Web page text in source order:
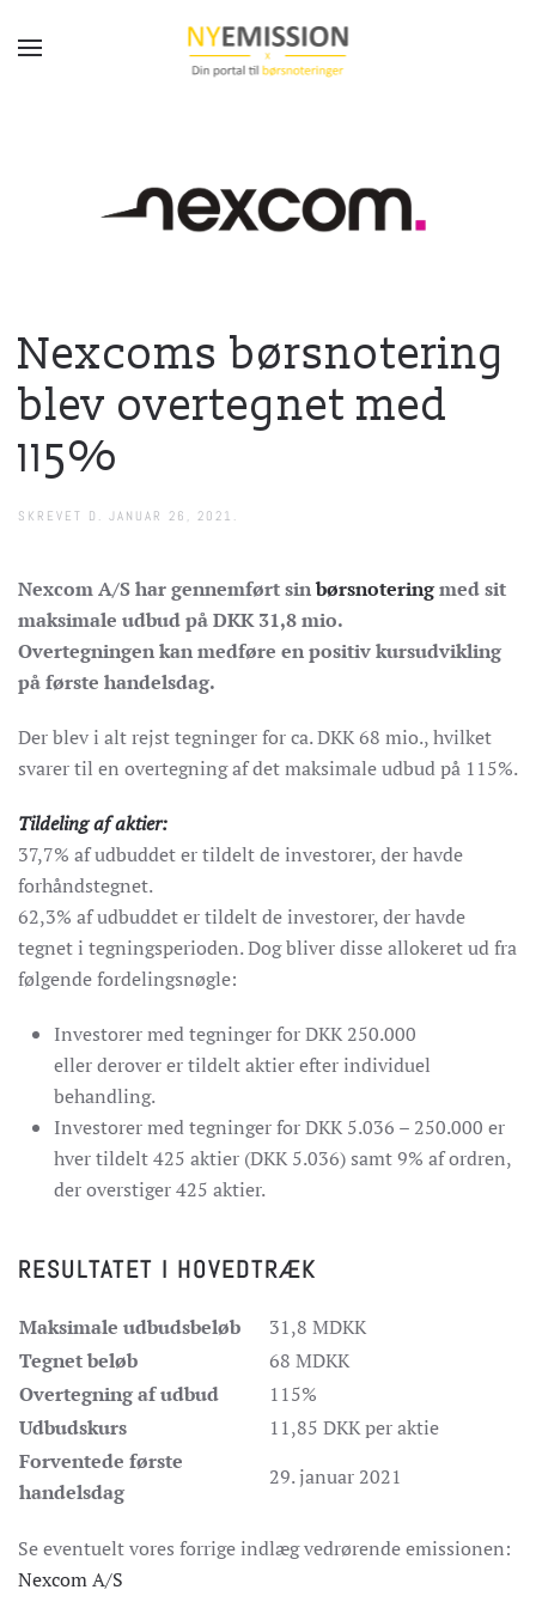
Gå til hovedindhold
Nexcoms børsnotering
blev overtegnet med
115%
SKREVET D. JANUAR 26, 2021
Nexcom A/S har gennemført sinbørsnoteringmed sit
maksimale udbud på DKK 31,8 mio.
Overtegningen kan medføre en positiv kursudvikling
på første handelsdag.
Der blev i alt rejst tegninger for ca. DKK 68 mio., hvilket
svarer til en overtegning af det maksimale udbud på 115%.
Tildeling af aktier:
37,7% af udbuddet er tildelt de investorer, der havde
forhåndstegnet.
62,3% af udbuddet er tildelt de investorer, der havde
tegnet i tegningsperioden. Dog bliver disse allokeret ud fra
følgende fordelingsnøgle:
Investorer med tegninger for DKK 250.000
eller derover er tildelt aktier efter individuel
behandling.
Investorer med tegninger for DKK 5.036 – 250.000 er
hver tildelt 425 aktier (DKK 5.036) samt 9% af ordren,
der overstiger 425 aktier.
RESULTATET I HOVEDTRÆK
Maksimale udbudsbeløb
31,8 MDKK
Tegnet beløb
68 MDKK
Overtegning af udbud
115%
Udbudskurs
11,85 DKK per aktie
Forventede første
handelsdag
29. januar 2021
Se eventuelt vores forrige indlæg vedrørende emissionen:
Nexcom A/S